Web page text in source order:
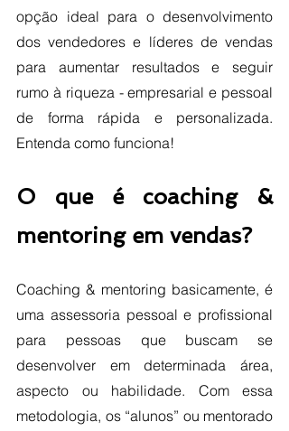
opção ideal para o desenvolvimento
dos vendedores e líderes de vendas
para aumentar resultados e seguir
rumo à riqueza - empresarial e pessoal
de forma rápida e personalizada.
Entenda como funciona!
O que é coaching &
mentoring em vendas?
Coaching & mentoring basicamente, é
uma assessoria pessoal e profissional
para pessoas que buscam se
desenvolver em determinada área,
aspecto ou habilidade. Com essa
metodologia, os “alunos” ou mentorado